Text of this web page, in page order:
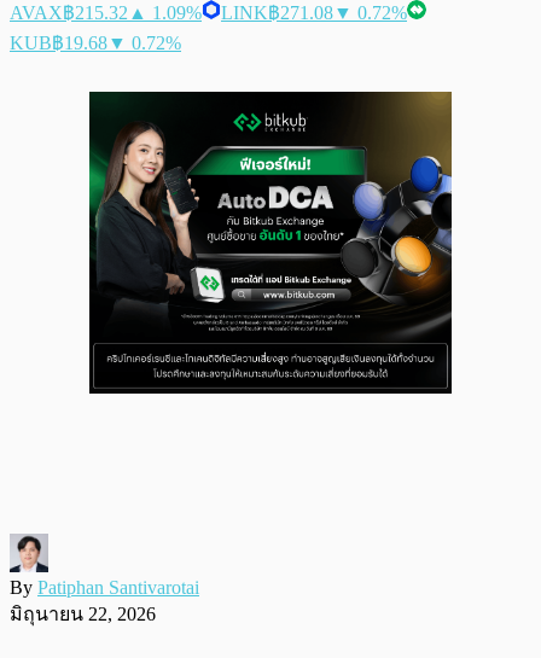
AVAX฿215.32 ▲ 1.09% LINK฿271.08▼ 0.72%
KUB฿19.68▼ 0.72%
By Patiphan Santivarotai
มิถุนายน 22, 2026